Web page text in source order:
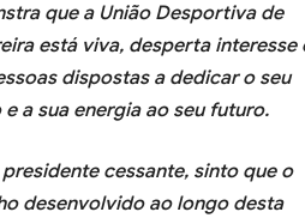
que a União Desportiva de
está viva, desperta interesse
dispostas a dedicar o seu
e a sua energia ao seu futuro.
cessante, sinto que o
desenvolvido ao longo desta